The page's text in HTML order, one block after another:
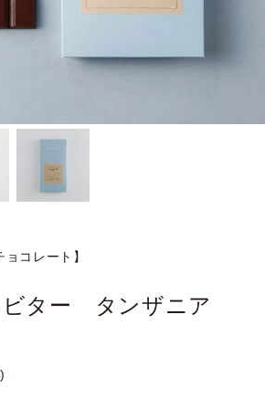
ョコレート】
ビター タンザニア